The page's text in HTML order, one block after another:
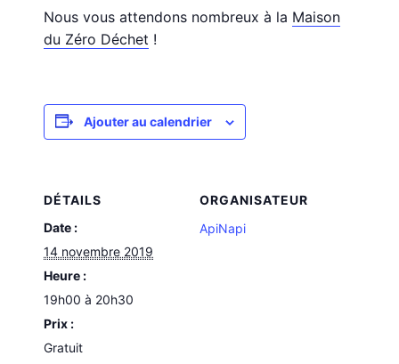
Nous vous attendons nombreux à la Maison
du Zéro Déchet !
Ajouter au calendrier
DÉTAILS
Date :
14 novembre 2019
Heure :
19h00 à 20h30
Prix :
Gratuit
ORGANISATEUR
ApiNapi